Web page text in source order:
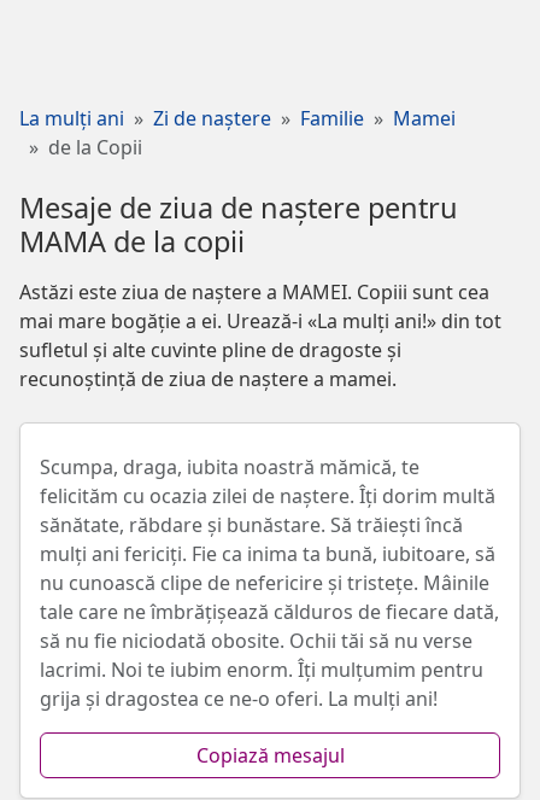
La mulți ani Zi de naștere Familie
Mamei
de la Copii
Mesaje de ziua de naștere pentru
MAMA de la copii
Astăzi este ziua de naștere a MAMEI. Copiii sunt cea
mai mare bogăție a ei. Urează-i «La mulți ani!» din tot
sufletul și alte cuvinte pline de dragoste și
recunoștință de ziua de naștere a mamei.
Scumpa, draga, iubita noastră mămică, te
felicităm cu ocazia zilei de naștere. Îți dorim multă
sănătate, răbdare și bunăstare. Să trăiești încă
mulți ani fericiți. Fie ca inima ta bună, iubitoare, să
nu cunoască clipe de nefericire și tristețe. Mâinile
tale care ne îmbrățișează călduros de fiecare dată,
să nu fie niciodată obosite. Ochii tăi să nu verse
lacrimi. Noi te iubim enorm. Îți mulțumim pentru
grija și dragostea ce ne-o oferi. La mulți ani!
Copiază mesajul